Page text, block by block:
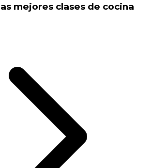
mejores clases de cocina